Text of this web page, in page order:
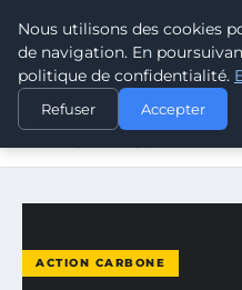
CLIMATE
ACCUEIL
ACTION CARBONE
COMPRENDRE ET
ACTION CARBONE
Nous utilisons des cookies
de navigation. En
politique de confidentialité.
Refuser Accepter